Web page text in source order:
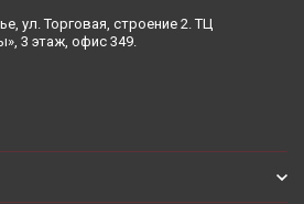
ул. Торговая, строение 2. ТЦ
3 этаж, офис 349.